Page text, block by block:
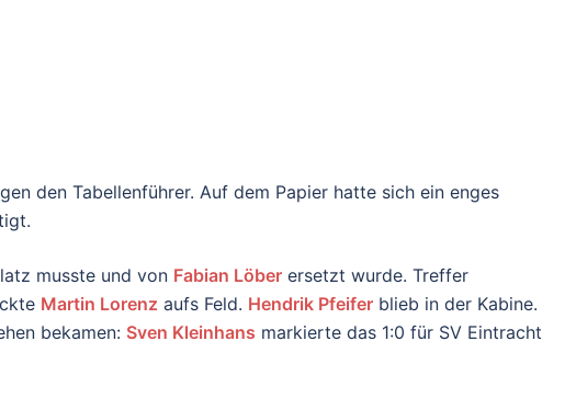
den Tabellenführer. Auf dem Papier hatte sich ein enges
musste und von Fabian Löber ersetzt wurde. Treffer
Martin Lorenz aufs Feld. Hendrik Pfeifer blieb in der Kabine.
bekamen: Sven Kleinhans markierte das 1:0 für SV Eintracht